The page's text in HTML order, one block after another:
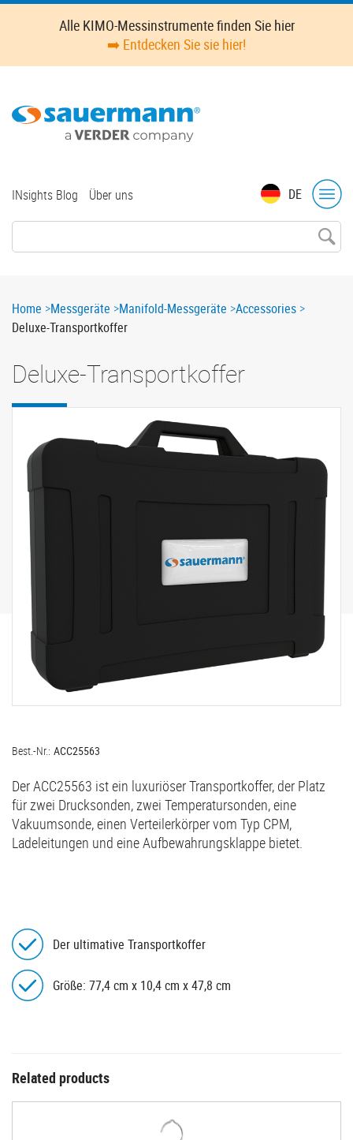
Skip
content
Alle KIMO-Messinstrumente finden Sie hier
➡️ Entdecken Sie sie hier!
DE
Top
INsights Blog Über uns
Breadcrumb
Home Messgeräte Manifold-Messgeräte Accessories
Deluxe-Transportkoffer
Deluxe-Transportkoffer
Best.-Nr.: ACC25563
Der ACC25563 ist ein luxuriöser Transportkoffer, der Platz
für zwei Drucksonden, zwei Temperatursonden, eine
Vakuumsonde, einen Verteilerkörper vom Typ CPM,
Ladeleitungen und eine Aufbewahrungsklappe bietet.
Der ultimative Transportkoffer
Größe: 77,4 cm x 10,4 cm x 47,8 cm
Related products